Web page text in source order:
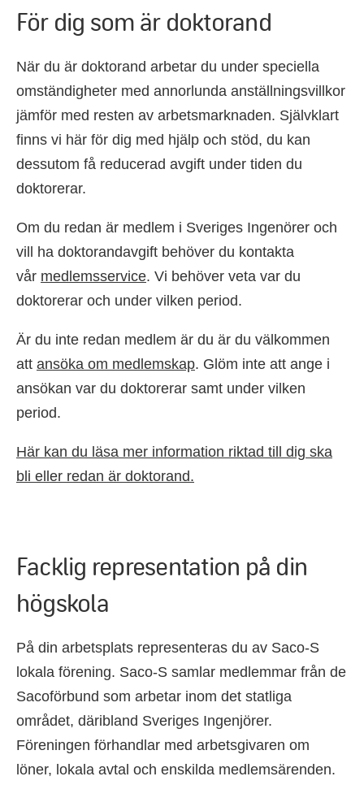
För dig som är doktorand
När du är doktorand arbetar du under speciella
omständigheter med annorlunda anställningsvillkor
jämför med resten av arbetsmarknaden. Självklart
finns vi här för dig med hjälp och stöd, du kan
dessutom få reducerad avgift under tiden du
doktorerar.
Om du redan är medlem i Sveriges Ingenörer och
vill ha doktorandavgift behöver du kontakta
vår medlemsservice. Vi behöver veta var du
doktorerar och under vilken period.
Är du inte redan medlem är du är du välkommen
att ansöka om medlemskap. Glöm inte att ange i
ansökan var du doktorerar samt under vilken
period.
Här kan du läsa mer information riktad till dig ska
bli eller redan är doktorand.
Facklig representation på din
högskola
På din arbetsplats representeras du av Saco-S
lokala förening. Saco-S samlar medlemmar från de
Sacoförbund som arbetar inom det statliga
området, däribland Sveriges Ingenjörer.
Föreningen förhandlar med arbetsgivaren om
löner, lokala avtal och enskilda medlemsärenden.